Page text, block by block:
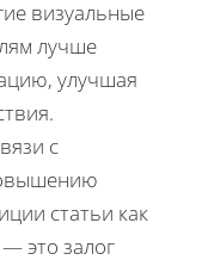
визуальные
лучше
улучшая
с
статьи как
это залог